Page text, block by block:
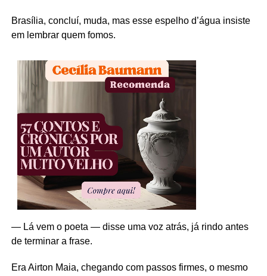
Brasília, concluí, muda, mas esse espelho d’água insiste
em lembrar quem fomos.
— Lá vem o poeta — disse uma voz atrás, já rindo antes
de terminar a frase.
Era Airton Maia, chegando com passos firmes, o mesmo